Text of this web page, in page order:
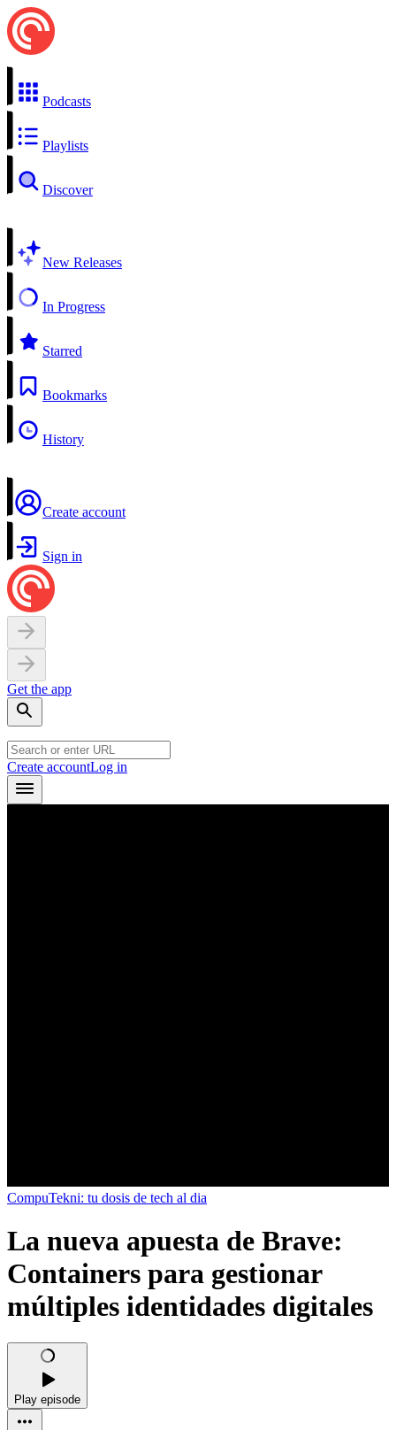
Podcasts
Playlists
Discover
New Releases
In Progress
Starred
Bookmarks
History
Create account
Sign in
Get the app
Create accountLog in
CompuTekni: tu dosis de tech al dia
La nueva apuesta de Brave:
Containers para gestionar
múltiples identidades digitales
Play episode